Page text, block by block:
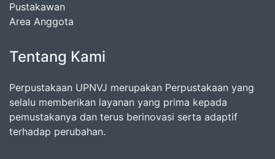
Pustakawan
Area Anggota
Tentang Kami
Perpustakaan UPNVJ merupakan Perpustakaan yang
selalu memberikan layanan yang prima kepada
pemustakanya dan terus berinovasi serta adaptif
terhadap perubahan.